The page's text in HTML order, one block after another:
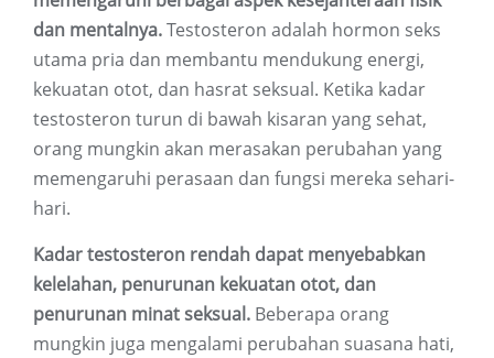
dan mentalnya.Testosteron adalah hormon seks
utama pria dan membantu mendukung energi,
kekuatan otot, dan hasrat seksual. Ketika kadar
testosteron turun di bawah kisaran yang sehat,
orang mungkin akan merasakan perubahan yang
memengaruhi perasaan dan fungsi mereka sehari-
hari.
Kadar testosteron rendah dapat menyebabkan
kelelahan, penurunan kekuatan otot, dan
penurunan minat seksual. Beberapa orang
mungkin juga mengalami perubahan suasana hati,